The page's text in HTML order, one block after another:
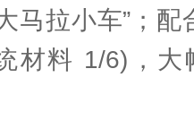
马拉小车”；
材料 1/6)，大